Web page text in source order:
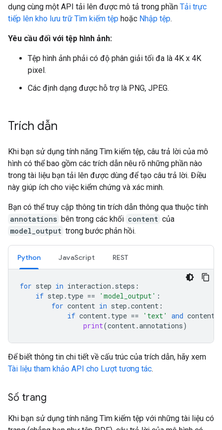
dụng cùng một API tải lên được mô tả trong phần Tải trực
tiếp lên kho lưu trữ Tìm kiếm tệp hoặc Nhập tệp.
Yêu cầu đối với tệp hình ảnh:
Tệp hình ảnh phải có độ phân giải tối đa là 4K x 4K
pixel.
Các định dạng được hỗ trợ là PNG, JPEG.
Trích dẫn
Khi bạn sử dụng tính năng Tìm kiếm tệp, câu trả lời của mô
hình có thể bao gồm các trích dẫn nêu rõ những phần nào
trong tài liệu bạn tải lên được dùng để tạo câu trả lời. Điều
này giúp ích cho việc kiểm chứng và xác minh.
Bạn có thể truy cập thông tin trích dẫn thông qua thuộc tính
annotations bên trong các khối content của
model_output trong bước phản hồi.
Python JavaScript REST
for step in interaction . steps :
if step . type == 'model_output' :
for content in step .content :
if content. type == 'text' and content
print(content.annotations)
Để biết thông tin chi tiết về cấu trúc của trích dẫn, hãy xem
Tài liệu tham khảo API cho Lượt tương tác.
Số trang
Khi bạn sử dụng tính năng Tìm kiếm tệp với những tài liệu có